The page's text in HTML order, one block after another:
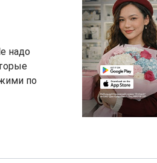
надо
по